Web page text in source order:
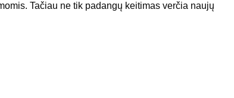
Tačiau ne tik padangų keitimas verčia naujų